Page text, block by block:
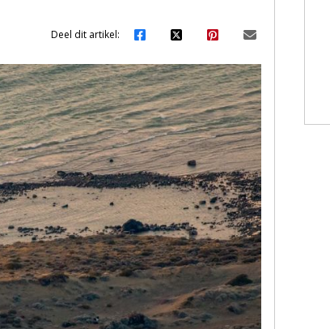
Deel dit artikel: